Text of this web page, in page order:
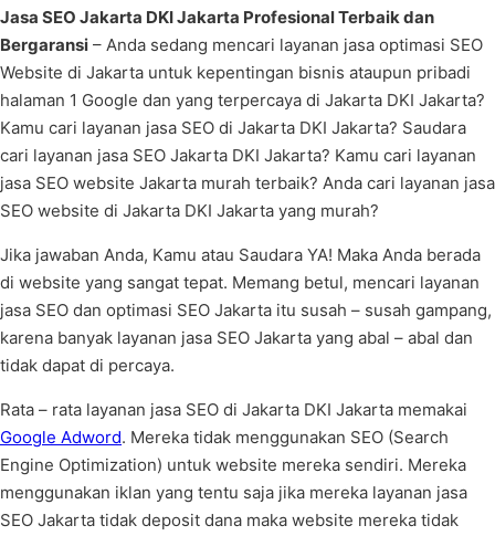
Jasa SEO Jakarta DKI Jakarta Profesional Terbaik dan
Bergaransi – Anda sedang mencari layanan jasa optimasi SEO
Website di Jakarta untuk kepentingan bisnis ataupun pribadi
halaman 1 Google dan yang terpercaya di Jakarta DKI Jakarta?
Kamu cari layanan jasa SEO di Jakarta DKI Jakarta? Saudara
cari layanan jasa SEO Jakarta DKI Jakarta? Kamu cari layanan
jasa SEO website Jakarta murah terbaik? Anda cari layanan jasa
SEO website di Jakarta DKI Jakarta yang murah?
Jika jawaban Anda, Kamu atau Saudara YA! Maka Anda berada
di website yang sangat tepat. Memang betul, mencari layanan
jasa SEO dan optimasi SEO Jakarta itu susah – susah gampang,
karena banyak layanan jasa SEO Jakarta yang abal – abal dan
tidak dapat di percaya.
Rata – rata layanan jasa SEO di Jakarta DKI Jakarta memakai
Google Adword. Mereka tidak menggunakan SEO (Search
Engine Optimization) untuk website mereka sendiri. Mereka
menggunakan iklan yang tentu saja jika mereka layanan jasa
SEO Jakarta tidak deposit dana maka website mereka tidak